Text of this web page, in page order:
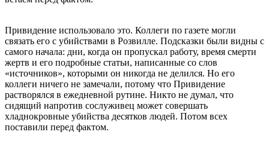
Привидение использовало это. Коллеги по газете могли
связать его с убийствами в Розвилле. Подсказки были видны с
самого начала: дни, когда он пропускал работу, время смерти
жертв и его подробные статьи, написанные со слов
«источников», которыми он никогда не делился. Но его
коллеги ничего не замечали, потому что Привидение
растворялся в ежедневной рутине. Никто не думал, что
сидящий напротив сослуживец может совершать
хладнокровные убийства десятков людей. Потом всех
поставили перед фактом.